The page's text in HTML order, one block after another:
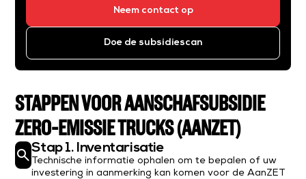
Neem contact op
Doe de subsidiescan
STAPPEN VOOR AANSCHAFSUBSIDIE
ZERO-EMISSIE TRUCKS (AANZET)
searchStap 1. Inventarisatie
Technische informatie ophalen om te bepalen of uw
investering in aanmerking kan komen voor de AanZET